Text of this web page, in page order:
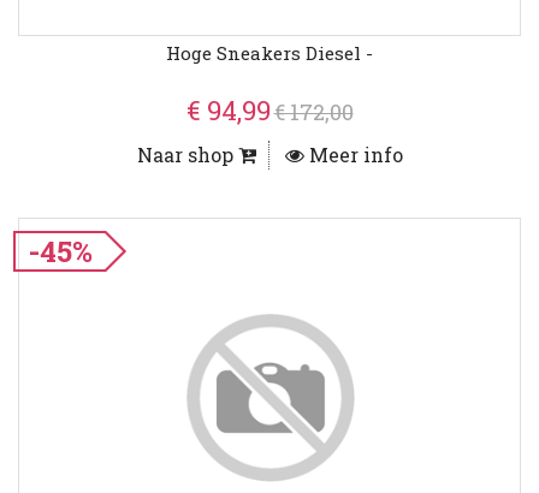
Hoge Sneakers Diesel -
€ 94,99€ 172,00
Naar shop Meer info
-45%